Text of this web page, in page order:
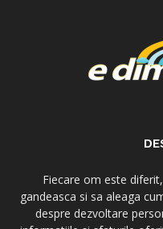
Fiecare om este
gandeasca si sa aleaga
despre dezvoltare